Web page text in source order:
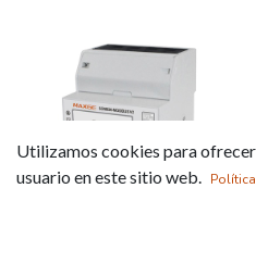
Utilizamos cookies para
usuario en este sitio web.